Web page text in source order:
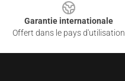
Garantie internationale
Offert dans le pays d'utilisation